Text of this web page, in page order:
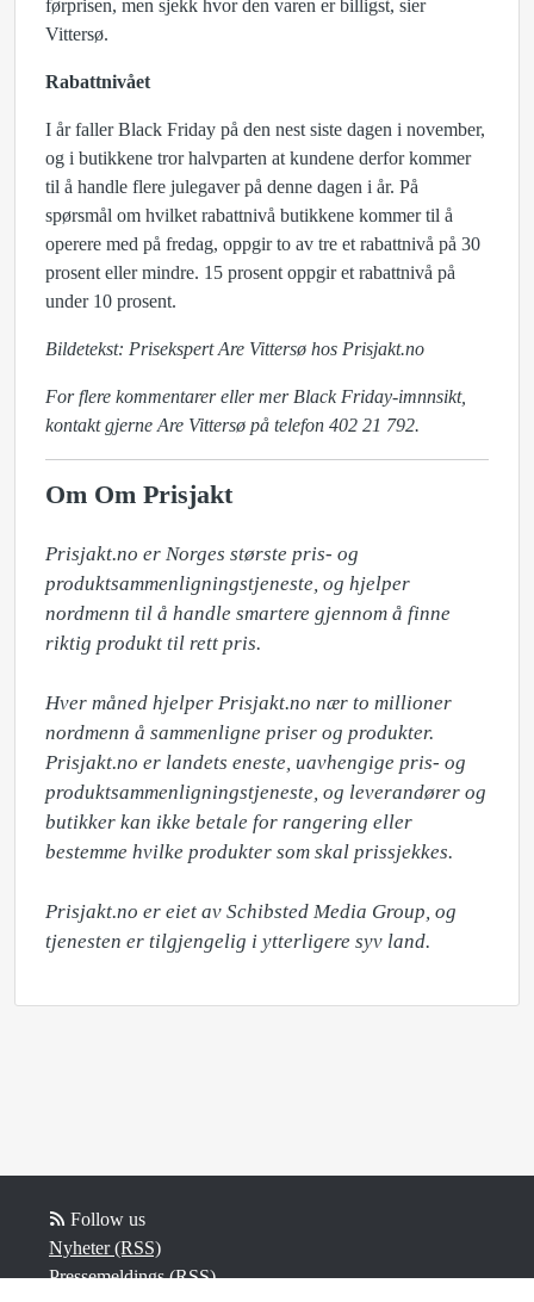
førprisen, men sjekk hvor den varen er billigst, sier
Vittersø.
Rabattnivået
I år faller Black Friday på den nest siste dagen i november,
og i butikkene tror halvparten at kundene derfor kommer
til å handle flere julegaver på denne dagen i år. På
spørsmål om hvilket rabattnivå butikkene kommer til å
operere med på fredag, oppgir to av tre et rabattnivå på 30
prosent eller mindre. 15 prosent oppgir et rabattnivå på
under 10 prosent.
Bildetekst: Prisekspert Are Vittersø hos Prisjakt.no
For flere kommentarer eller mer Black Friday-imnnsikt,
kontakt gjerne Are Vittersø på telefon 402 21 792.
Om Om Prisjakt
Prisjakt.no er Norges største pris- og
produktsammenligningstjeneste, og hjelper
nordmenn til å handle smartere gjennom å finne
riktig produkt til rett pris.
Hver måned hjelper Prisjakt.no nær to millioner
nordmenn å sammenligne priser og produkter.
Prisjakt.no er landets eneste, uavhengige pris- og
produktsammenligningstjeneste, og leverandører og
butikker kan ikke betale for rangering eller
bestemme hvilke produkter som skal prissjekkes.
Prisjakt.no er eiet av Schibsted Media Group, og
tjenesten er tilgjengelig i ytterligere syv land.
Follow us
Nyheter (RSS)
Pressemeldings (RSS)